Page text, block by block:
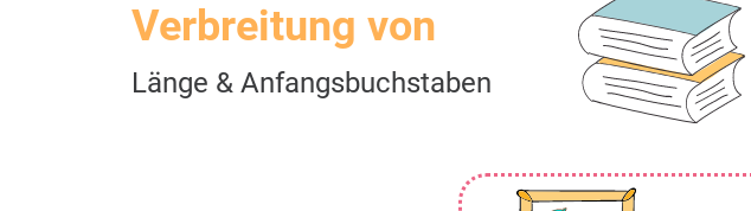
Verbreitung von
Länge & Anfangsbuchstaben